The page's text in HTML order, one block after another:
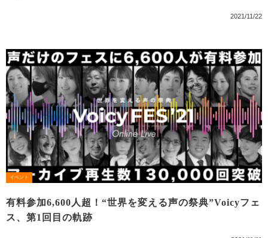
2021/11/22
イベント
有料参加6,600人超！“世界を変える声の祭典”Voicyフェ
ス、第1回目の軌跡